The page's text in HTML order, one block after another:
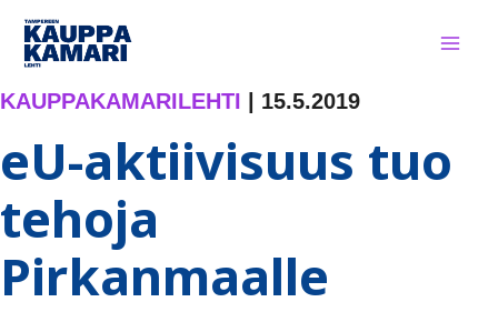
Siirry
sisältöön
KAUPPAKAMARILEHTI 15.5.2019
eU-aktiivisuus tuo
tehoja
Pirkanmaalle